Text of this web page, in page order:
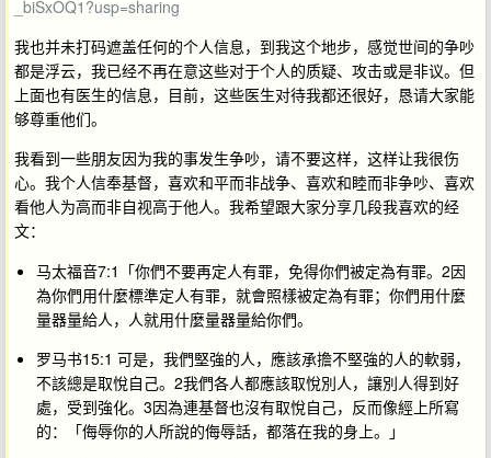
_biSxOQ1?usp=sharing
我也并未打码遮盖任何的个人信息，到我这个地步，感觉世间的争吵
都是浮云，我已经不再在意这些对于个人的质疑、攻击或是非议。但
上面也有医生的信息，目前，这些医生对待我都还很好，恳请大家能
够尊重他们。
我看到一些朋友因为我的事发生争吵，请不要这样，这样让我很伤
心。我个人信奉基督，喜欢和平而非战争、喜欢和睦而非争吵、喜欢
看他人为高而非自视高于他人。我希望跟大家分享几段我喜欢的经
文：
马太福音7:1「你們不要再定人有罪，免得你們被定為有罪。2因
為你們用什麼標準定人有罪，就會照樣被定為有罪；你們用什麼
量器量給人，人就用什麼量器量給你們。
罗马书15:1 可是，我們堅強的人，應該承擔不堅強的人的軟弱，
不該總是取悅自己。2我們各人都應該取悅別人，讓別人得到好
處，受到強化。3因為連基督也沒有取悅自己，反而像經上所寫
的：「侮辱你的人所說的侮辱話，都落在我的身上。」